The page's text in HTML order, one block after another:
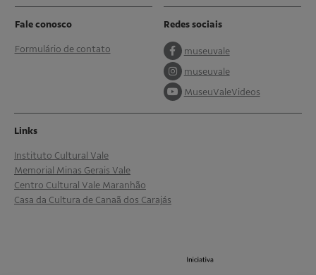
Fale conosco
Formulário de contato
Redes sociais
museuvale
museuvale
MuseuValeVideos
Links
Instituto Cultural Vale
Memorial Minas Gerais Vale
Centro Cultural Vale Maranhão
Casa da Cultura de Canaã dos Carajás